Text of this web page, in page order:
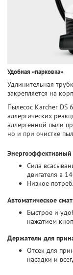
Удобная «парковка»
Удлинительная
закрепляется на
Пылесос Karcher DS
аллергических
аллергенной пыли
но и при очистке
Энергоэффективный
Сила
двигателя в
Низкое
Автоматическое
Быстрое и
нажатием
Держатели для
Отсек для
насадки и